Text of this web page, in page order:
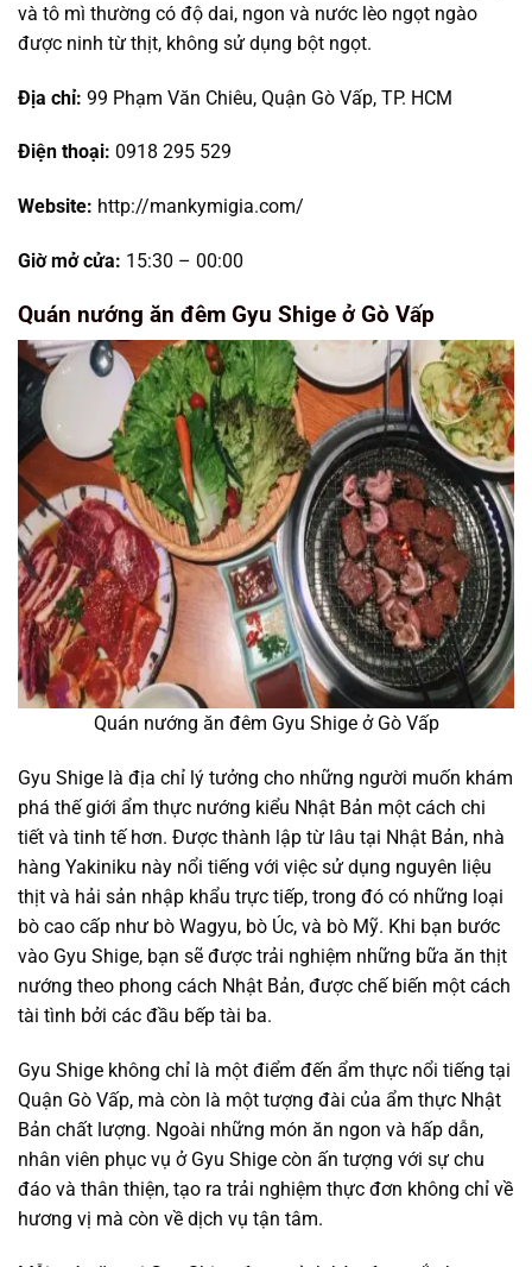
và tô mì thường có độ dai, ngon và nước lèo ngọt ngào
được ninh từ thịt, không sử dụng bột ngọt.
Địa chỉ: 99 Phạm Văn Chiêu, Quận Gò Vấp, TP. HCM
Điện thoại: 0918 295 529
Website: http://mankymigia.com/
Giờ mở cửa: 15:30 – 00:00
Quán nướng ăn đêm Gyu Shige ở Gò Vấp
Quán nướng ăn đêm Gyu Shige ở Gò Vấp
Gyu Shige là địa chỉ lý tưởng cho những người muốn khám
phá thế giới ẩm thực nướng kiểu Nhật Bản một cách chi
tiết và tinh tế hơn. Được thành lập từ lâu tại Nhật Bản, nhà
hàng Yakiniku này nổi tiếng với việc sử dụng nguyên liệu
thịt và hải sản nhập khẩu trực tiếp, trong đó có những loại
bò cao cấp như bò Wagyu, bò Úc, và bò Mỹ. Khi bạn bước
vào Gyu Shige, bạn sẽ được trải nghiệm những bữa ăn thịt
nướng theo phong cách Nhật Bản, được chế biến một cách
tài tình bởi các đầu bếp tài ba.
Gyu Shige không chỉ là một điểm đến ẩm thực nổi tiếng tại
Quận Gò Vấp, mà còn là một tượng đài của ẩm thực Nhật
Bản chất lượng. Ngoài những món ăn ngon và hấp dẫn,
nhân viên phục vụ ở Gyu Shige còn ấn tượng với sự chu
đáo và thân thiện, tạo ra trải nghiệm thực đơn không chỉ về
hương vị mà còn về dịch vụ tận tâm.